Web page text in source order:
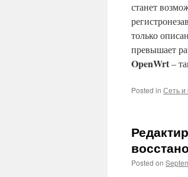
станет
только
превышает
OpenWrt–
Posted in Сеть и
Posted on